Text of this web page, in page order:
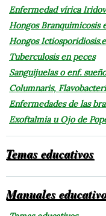
Enfermedad vírica
Hongos Branquimicosis
Hongos
Tuberculosis en peces
Sanguijuelas o enf. sueño
Columnaris,
Enfermedades de las
Exoftalmia u Ojo de
Temas educativos
Manuales